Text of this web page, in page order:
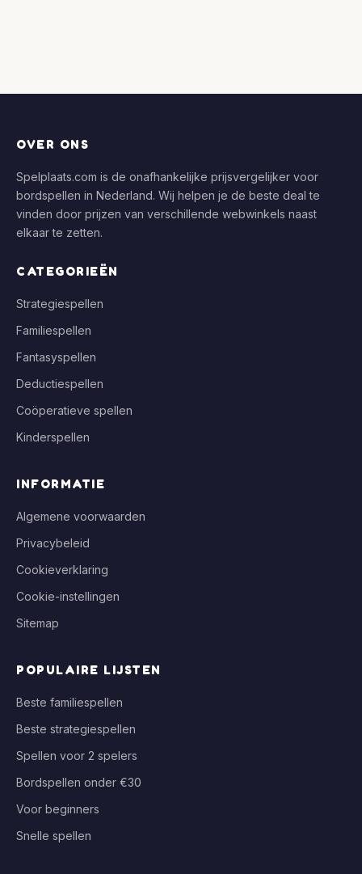
OVER ONS
Spelplaats.com is de onafhankelijke prijsvergelijker voor
bordspellen in Nederland. Wij helpen je de beste deal te
vinden door prijzen van verschillende webwinkels naast
elkaar te zetten.
CATEGORIEËN
Strategiespellen
Familiespellen
Fantasyspellen
Deductiespellen
Coöperatieve spellen
Kinderspellen
INFORMATIE
Algemene voorwaarden
Privacybeleid
Cookieverklaring
Cookie-instellingen
Sitemap
POPULAIRE LIJSTEN
Beste familiespellen
Beste strategiespellen
Spellen voor 2 spelers
Bordspellen onder €30
Voor beginners
Snelle spellen